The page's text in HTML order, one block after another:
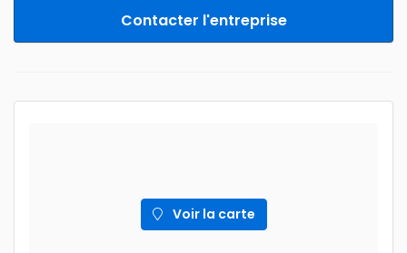
Contacter l'entreprise
Voir la carte